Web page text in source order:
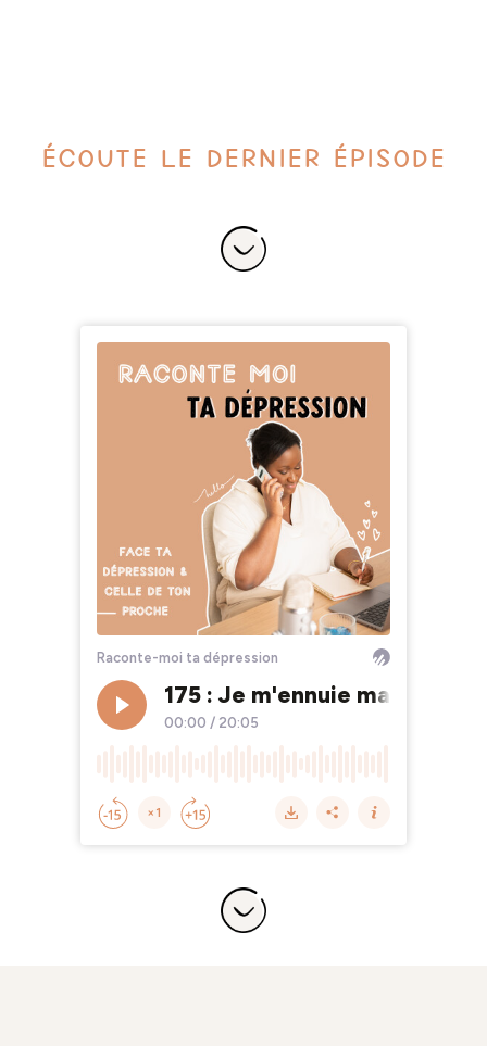
Écoute le dernier épisode